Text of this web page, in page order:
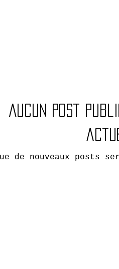
Aucun post
de nouveaux posts